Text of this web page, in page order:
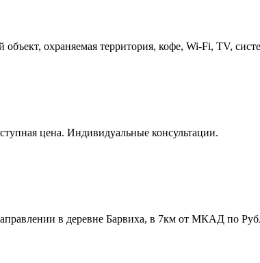
охраняемая территория, кофе, Wi-Fi, TV,
цена. Индивидуальные консультации.
в деревне Барвиха, в 7км от МКАД по